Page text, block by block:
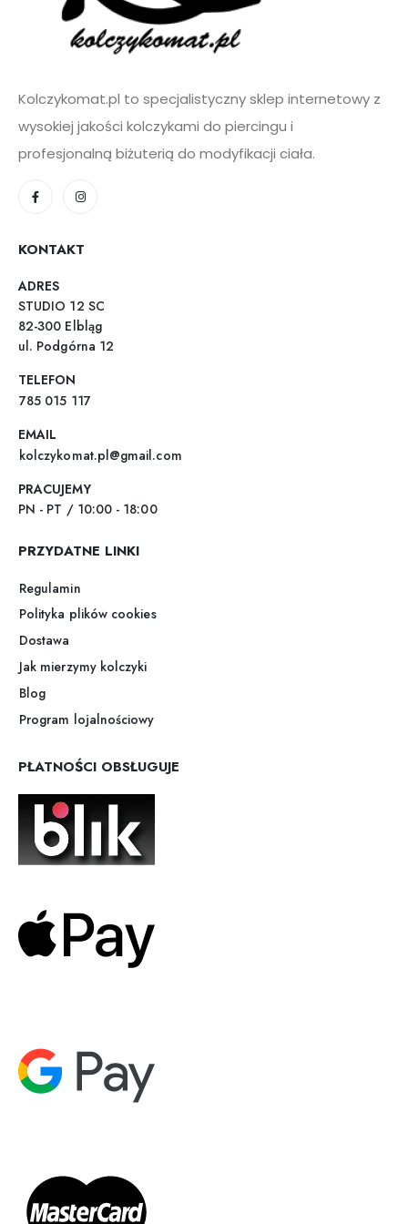
Kolczykomat.pl to specjalistyczny sklep internetowy z
wysokiej jakości kolczykami do piercingu i
profesjonalną biżuterią do modyfikacji ciała.
KONTAKT
ADRES
STUDIO 12 SC
82-300 Elbląg
ul. Podgórna 12
TELEFON
785 015 117
EMAIL
kolczykomat.pl@gmail.com
PRACUJEMY
PN - PT / 10:00 - 18:00
PRZYDATNE LINKI
Regulamin
Polityka plików cookies
Dostawa
Jak mierzymy kolczyki
Blog
Program lojalnościowy
PŁATNOŚCI OBSŁUGUJE